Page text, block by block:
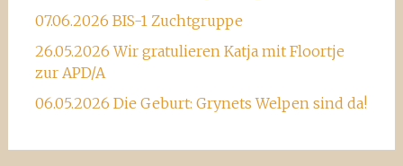
07.06.2026 BIS-1 Zuchtgruppe
26.05.2026 Wir gratulieren Katja mit Floortje
zur APD/A
06.05.2026 Die Geburt: Grynets Welpen sind da!